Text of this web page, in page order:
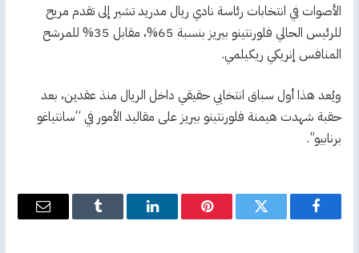
الأصوات في انتخابات رئاسة نادي ريال مدريد تشير إلى تقدم مريح
للرئيس الحالي فلورنتينو بيريز بنسبة 65%، مقابل 35% للمرشح
المنافس إنريكي ريكيلمي.
ويُعد هذا أول سباق انتخابي حقيقي داخل الريال منذ عقدين، بعد
حقبة شهدت هيمنة فلورنتينو بيريز على مقاليد الأمور في “سانتياغو
برنابيو”.
فيسبوك تويتر بينتيريستلينكدإن Tumblr
البريد